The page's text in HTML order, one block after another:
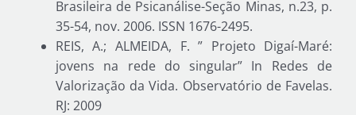
Brasileira de Psicanálise-Seção Minas, n.23, p.
35-54, nov. 2006. ISSN 1676-2495.
REIS, A.; ALMEIDA, F. ” Projeto Digaí-Maré:
jovens na rede do singular” In Redes de
Valorização da Vida. Observatório de Favelas.
RJ: 2009